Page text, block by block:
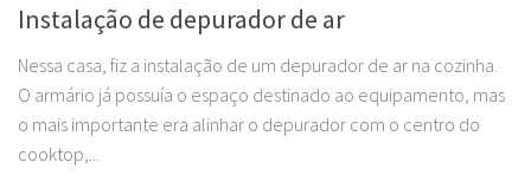
Instalação de depurador de ar
Nessa casa, fiz a instalação de um depurador de ar na cozinha.
O armário já possuía o espaço destinado ao equipamento, mas
o mais importante era alinhar o depurador com o centro do
cooktop,...